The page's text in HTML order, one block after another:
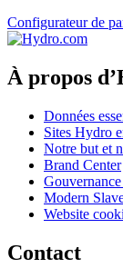
Configurateur de
À propos
Données
Sites Hydro
Notre but et
Brand Center
Modern
Website
Contact